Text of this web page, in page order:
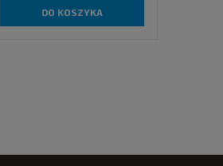
DO KOSZYKA